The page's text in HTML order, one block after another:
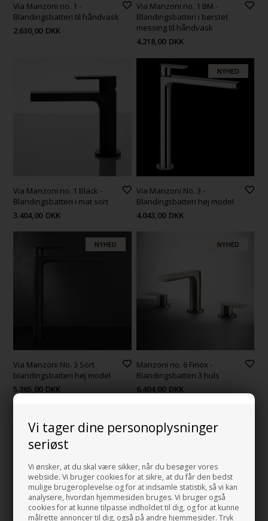
Vi tager dine personoplysninger
seriøst
Vi ønsker, at du skal være sikker, når du besøger vores
webside. Vi bruger cookies for at sikre, at du får den bedst
mulige brugeroplevelse og for at indsamle statistik, så vi kan
analysere, hvordan hjemmesiden bruges. Vi bruger også
cookies for at kunne tilpasse indholdet til dig, og for at kunne
målrette annoncer til dig, også på andre hjemmesider. Tryk
Via Manzoni no. 1 -
Blandingsbatteri til håndvask
2.630,00 DKK
Via Manzoni no. 1 BM -
Blandingsbatteri i børstet
messing til håndvask
4.218,00 DKK
Via Manzoni no. 1 Black -
Blandingsbatteri i mat sort
3.404,00 DKK
NYHED
Via Manzoni No. 3 -
Blandingsbatteri høj model
4.043,00 DKK
NYHED
Via Manzoni No. 3 Sort
blandingsbatteri høj model
5.365,00 DKK
NYHED
Manzoni no. 6 Finox -
Blandingsbatteri 3 huls
6.404,00 DKK